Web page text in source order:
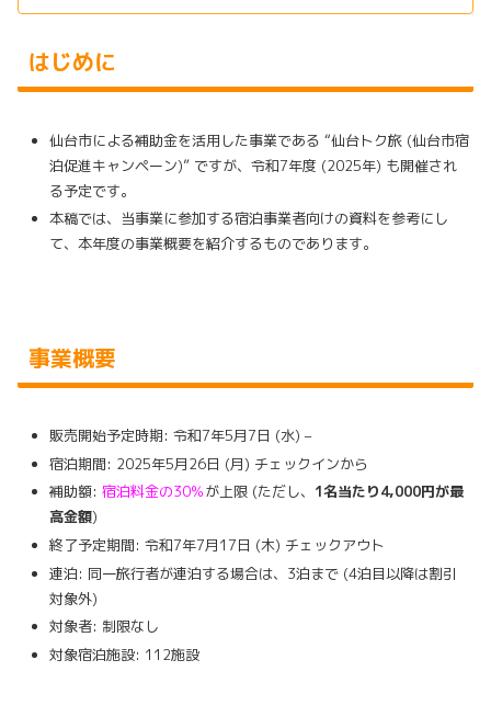
はじめに
仙台市による補助金を活用した事業である “仙台トク旅 (仙台市宿
泊促進キャンペーン)” ですが、令和7年度 (2025年) も開催され
る予定です。
本稿では、当事業に参加する宿泊事業者向けの資料を参考にし
て、本年度の事業概要を紹介するものであります。
事業概要
販売開始予定時期: 令和7年5月7日 (水) –
宿泊期間: 2025年5月26日 (月) チェックインから
補助額: 宿泊料金の30％が上限 (ただし、 1名当たり4,000円が最
高金額)
終了予定期間: 令和7年7月17日 (木) チェックアウト
連泊: 同一旅行者が連泊する場合は、3泊まで (4泊目以降は割引
対象外)
対象者: 制限なし
対象宿泊施設: 112施設